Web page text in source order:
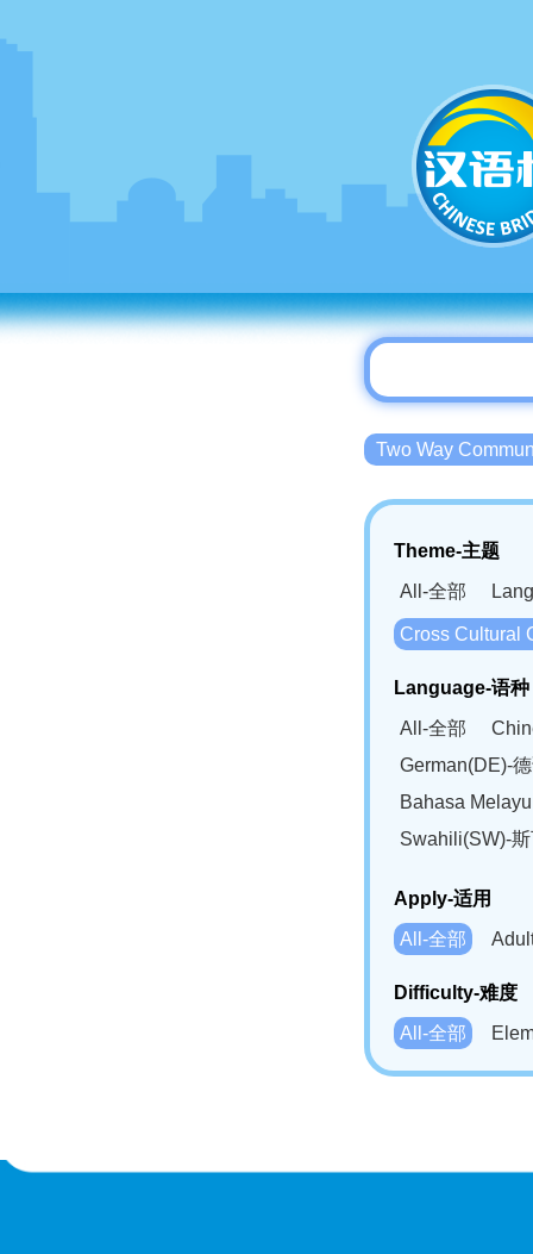
Two Way
Theme-主题
All-全部
Cross Cultural
Language-语种
All-全部
German(DE)-
Bahasa
Swahili(SW)-
Apply-适用
All-全部
Difficulty-难度
All-全部